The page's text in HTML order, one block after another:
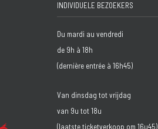
INDIVIDUELE BEZOEKERS
Du mardi au vendredi
de 9h à 18h
(dernière entrée à 16h45)
Van dinsdag tot vrijdag
van 9u tot 18u
(laatste ticketverkoop om 16u45)